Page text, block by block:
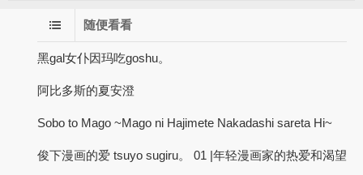
随便看看
黑gal女仆因玛吃goshu。
阿比多斯的夏安澄
Sobo to Mago ~Mago ni Hajimete Nakadashi sareta Hi~
俊下漫画的爱 tsuyo sugiru。 01 |年轻漫画家的热爱和渴望